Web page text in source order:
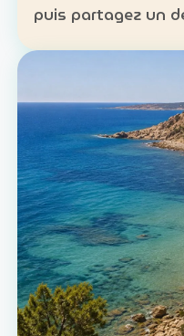
puis partagez un
poisson. Expérience : sortie en mer et
découverte
ancestrale